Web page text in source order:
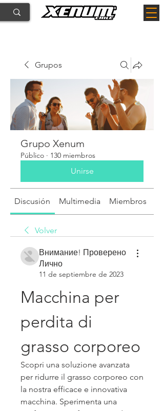
Grupos
Grupo Xenum
Público · 130 miembros
Unirse
Discusión Multimedia Miembros
Volver
Внимание! Проверено
Лично
11 de septiembre de 2023
Macchina per
perdita di
grasso corporeo
Scopri una soluzione avanzata
per ridurre il grasso corporeo con
la nostra efficace e innovativa
macchina. Sperimenta una